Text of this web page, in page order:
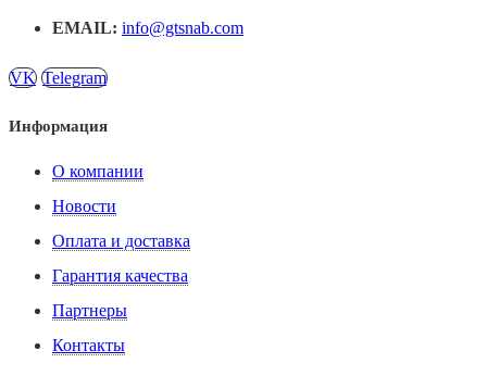
EMAIL: info@gtsnab.com
VK Telegram
Информация
О компании
Новости
Оплата и доставка
Гарантия качества
Партнеры
Контакты